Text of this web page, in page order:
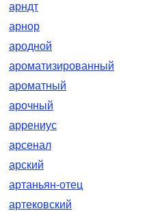
арндт
арнор
ародной
ароматизированный
ароматный
арочный
аррениус
арсенал
арский
артаньян-отец
артековский